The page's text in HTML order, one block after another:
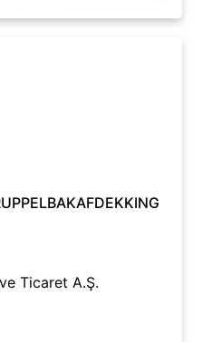
Ticaret A.Ş.